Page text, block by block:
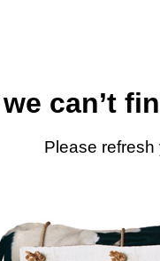
we can’t
Please refresh